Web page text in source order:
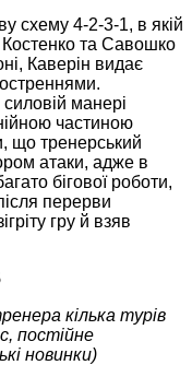
схему 4-2-3-1, в якій
Костенко та Савошко
Каверін видає
манері
частиною
що тренерський
атаки, адже в
бігової роботи,
перерви
гру й взяв
кілька турів
постійне
новинки)